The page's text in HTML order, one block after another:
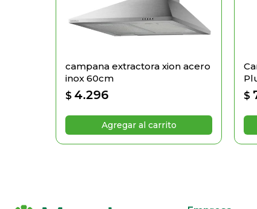
campana extractora xion acero
inox 60cm
$ 4.296
$